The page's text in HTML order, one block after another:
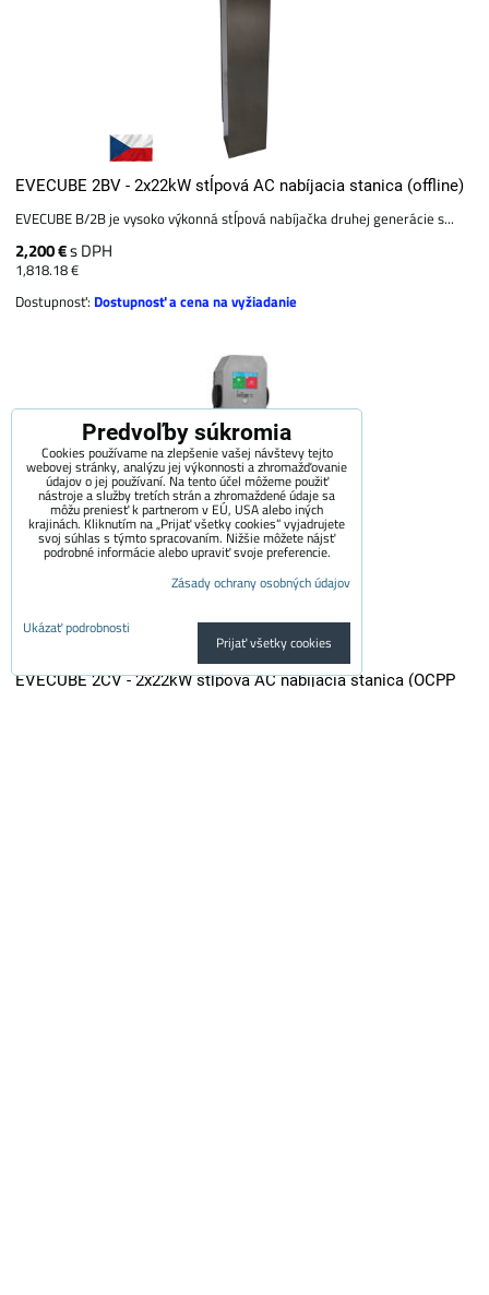
EVECUBE 2BV - 2x22kW stĺpová AC nabíjacia stanica (offline)
EVECUBE B/2B je vysoko výkonná stĺpová nabíjačka druhej generácie s...
2,200 €s DPH
1,818.18 €
Dostupnosť: Dostupnosť a cena na vyžiadanie
EVECUBE 2CV - 2x22kW stĺpová AC nabíjacia stanica (OCPP
Predvoľby súkromia
Cookies používame na zlepšenie vašej návštevy tejto
webovej stránky, analýzu jej výkonnosti a zhromažďovanie
údajov o jej používaní. Na tento účel môžeme použiť
nástroje a služby tretích strán a zhromaždené údaje sa
môžu preniesť k partnerom v EÚ, USA alebo iných
krajinách. Kliknutím na „Prijať všetky cookies“ vyjadrujete
svoj súhlas s týmto spracovaním. Nižšie môžete nájsť
podrobné informácie alebo upraviť svoje preferencie.
Zásady ochrany osobných údajov
Ukázať podrobnosti
Prijať všetky cookies